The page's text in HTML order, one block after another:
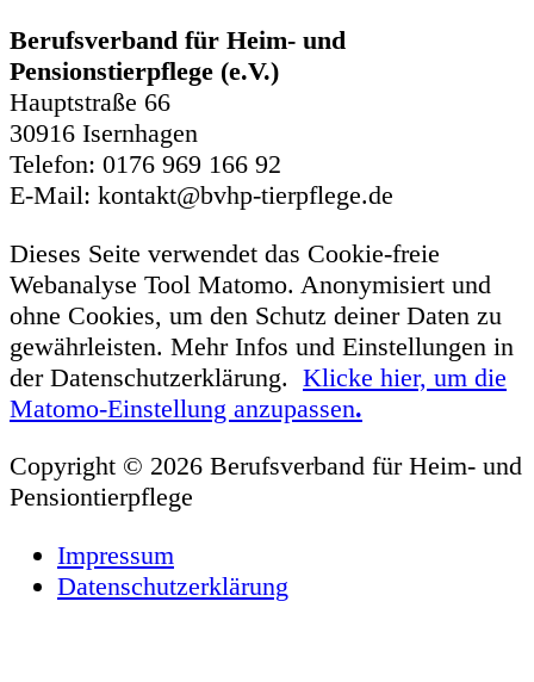
Berufsverband für Heim- und
Pensionstierpflege (e.V.)
Hauptstraße 66
30916 Isernhagen
Telefon: 0176 969 166 92
E-Mail: kontakt@bvhp-tierpflege.de
Dieses Seite verwendet das Cookie-freie
Webanalyse Tool Matomo. Anonymisiert und
ohne Cookies, um den Schutz deiner Daten zu
gewährleisten. Mehr Infos und Einstellungen in
der Datenschutzerklärung. Klicke hier, um die
Matomo-Einstellung anzupassen.
Copyright © 2026 Berufsverband für Heim- und
Pensiontierpflege
Impressum
Datenschutzerklärung